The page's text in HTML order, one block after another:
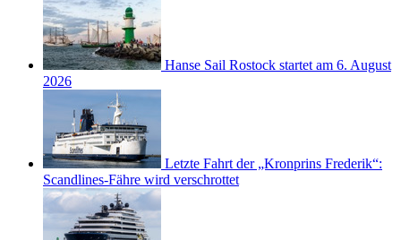
Hanse Sail Rostock startet am 6. August
2026
Letzte Fahrt der „Kronprins Frederik“:
Scandlines-Fähre wird verschrottet